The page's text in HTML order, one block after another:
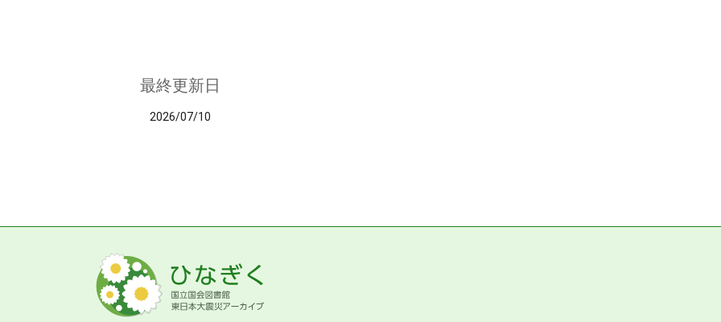
最終更新日
2026/07/10